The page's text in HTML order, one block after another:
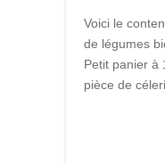
Voici le
de légumes
Petit panier à
pièce de